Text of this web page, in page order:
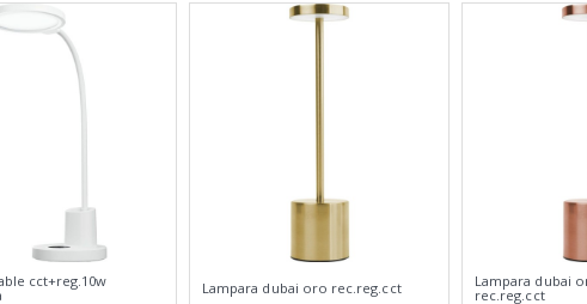
cct+reg.10w
Lampara dubai oro rec.reg.cct
Lampara dubai
rec.reg.cct